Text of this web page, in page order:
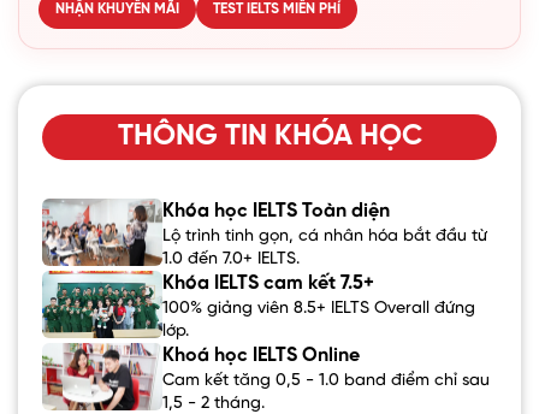
NHẬN KHUYẾN MÃI TEST IELTS MIỄN PHÍ
THÔNG TIN KHÓA HỌC
Khóa học IELTS Toàn diện
Lộ trình tinh gọn, cá nhân hóa bắt đầu từ
1.0 đến 7.0+ IELTS.
Khóa IELTS cam kết 7.5+
100% giảng viên 8.5+ IELTS Overall đứng
lớp.
Khoá học IELTS Online
Cam kết tăng 0,5 - 1.0 band điểm chỉ sau
1,5 - 2 tháng.